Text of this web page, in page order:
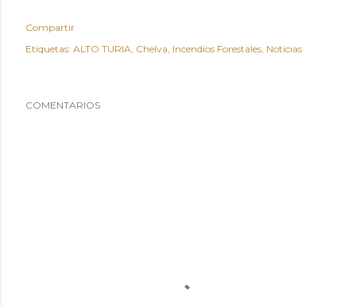
Compartir
Etiquetas: ALTO TURIA Chelva Incendios Forestales Noticias
COMENTARIOS